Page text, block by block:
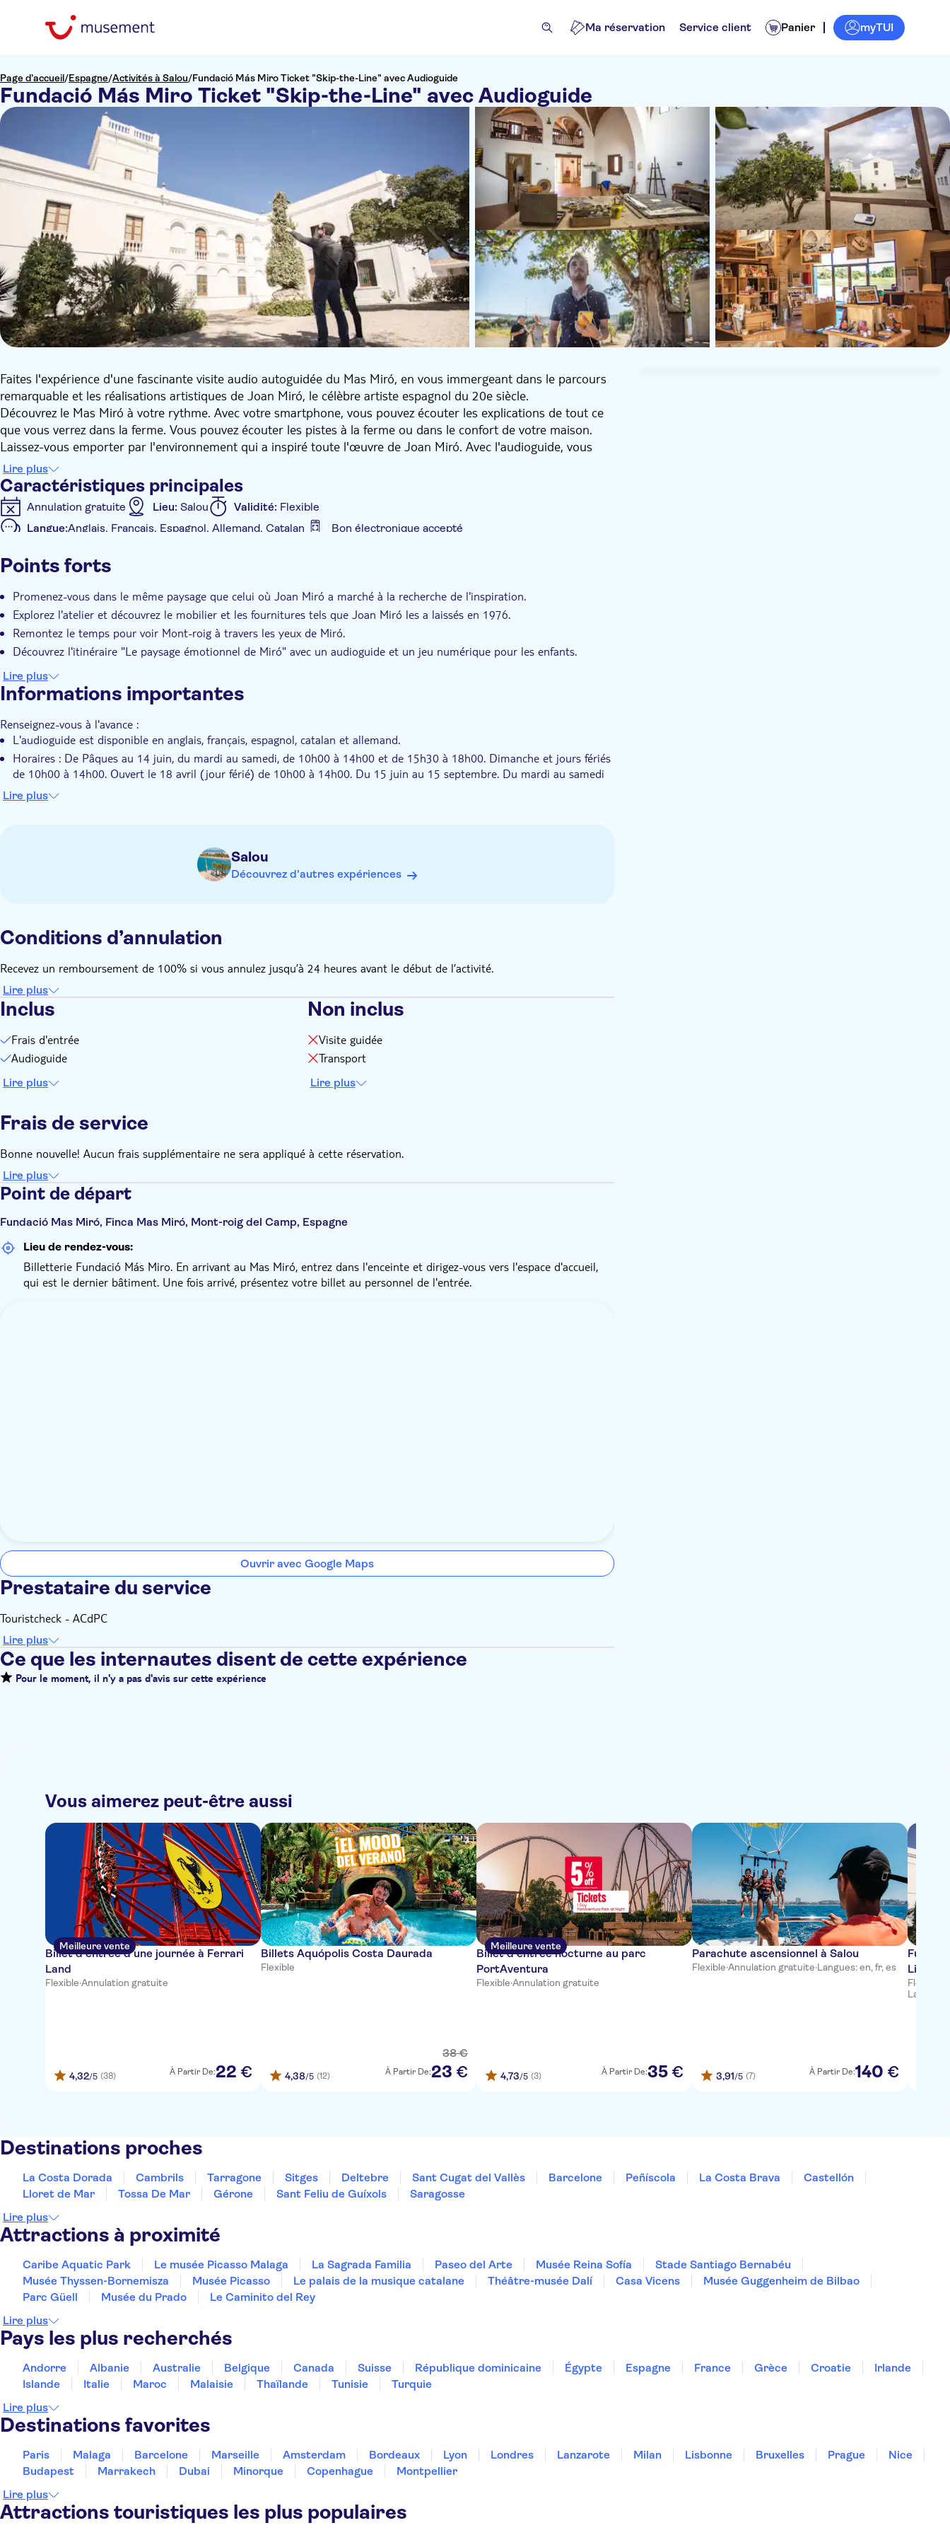
Ma réservation Service client Panier myTUI
Page d’accueil/Espagne/Activités à Salou/Fundació Más Miro Ticket "Skip-the-Line" avec Audioguide
Fundació Más Miro Ticket "Skip-the-Line" avec Audioguide
Faites l'expérience d'une fascinante visite audio autoguidée du Mas Miró, en vous immergeant dans le parcours
remarquable et les réalisations artistiques de Joan Miró, le célèbre artiste espagnol du 20e siècle.
Découvrez le Mas Miró à votre rythme. Avec votre smartphone, vous pouvez écouter les explications de tout ce
que vous verrez dans la ferme. Vous pouvez écouter les pistes à la ferme ou dans le confort de votre maison.
Laissez-vous emporter par l'environnement qui a inspiré toute l'œuvre de Joan Miró. Avec l'audioguide, vous
pouvez également faire le tour du "Paysage émotionnel de Miró", à travers le territoire de Mont-roig, écouter la
pièce théâtrale "Siliqua" de Pol López et profiter gratuitement du jeu numérique familial.
Imprégnez-vous de l'environnement époustouflant du Mas Miró, y compris l'impressionnant Mont-Roig, qui a
servi de source d'inspiration pour les travaux artistiques de Miró. Entrez dans l'atelier de l'artiste et voyez-le tel
qu'il l'a laissé en 1976, en découvrant son processus créatif et son espace personnel.
Lire plus
Caractéristiques principales
Annulation gratuite Lieu: Salou Validité: Flexible
Langue:Anglais, Français, Espagnol, Allemand, Catalan Bon électronique accepté
Confirmation instantanée
Visite audioguide
Audioguide inclus
Points forts
Promenez-vous dans le même paysage que celui où Joan Miró a marché à la recherche de l'inspiration.
Explorez l'atelier et découvrez le mobilier et les fournitures tels que Joan Miró les a laissés en 1976.
Remontez le temps pour voir Mont-roig à travers les yeux de Miró.
Découvrez l'itinéraire "Le paysage émotionnel de Miró" avec un audioguide et un jeu numérique pour les enfants.
Lire plus
Informations importantes
Renseignez-vous à l'avance :
L'audioguide est disponible en anglais, français, espagnol, catalan et allemand.
Horaires : De Pâques au 14 juin, du mardi au samedi, de 10h00 à 14h00 et de 15h30 à 18h00. Dimanche et jours fériés
de 10h00 à 14h00. Ouvert le 18 avril (jour férié) de 10h00 à 14h00. Du 15 juin au 15 septembre. Du mardi au samedi
de 10h00 à 14h00 et de 17h30 à 20h00. Dimanche et jours fériés de 10h00 à 14h00. Fermé le 11 septembre
Lire plus
Salou
Découvrez d'autres expériences
Conditions d’annulation
Recevez un remboursement de 100% si vous annulez jusqu’à 24 heures avant le début de l’activité.
Lire plus
Inclus
Frais d'entrée
Audioguide
Lire plus
Non inclus
Visite guidée
Transport
Lire plus
Frais de service
Bonne nouvelle! Aucun frais supplémentaire ne sera appliqué à cette réservation.
Lire plus
Point de départ
Fundació Mas Miró, Finca Mas Miró, Mont-roig del Camp, Espagne
Lieu de rendez-vous:
Billetterie Fundació Más Miro. En arrivant au Mas Miró, entrez dans l'enceinte et dirigez-vous vers l'espace d'accueil,
qui est le dernier bâtiment. Une fois arrivé, présentez votre billet au personnel de l'entrée.
Ouvrir avec Google Maps
Prestataire du service
Touristcheck - ACdPC
Lire plus
Ce que les internautes disent de cette expérience
Pour le moment, il n'y a pas d'avis sur cette expérience
Vous aimerez peut-être aussi
Meilleure vente
Billet d'entrée d'une journée à Ferrari
Land
Flexible·Annulation gratuite
4,32/5 (38) À Partir De:22 €
Billets Aquópolis Costa Daurada
Flexible
4,38/5 (12)
38 €
À Partir De:23 €
Meilleure vente
Billet d'entrée nocturne au parc
PortAventura
Flexible·Annulation gratuite
4,73/5 (3) À Partir De:35 €
Parachute ascensionnel à Salou
Flexible·Annulation gratuite·Langues: en, fr, es
3,91/5 (7) À Partir De:140 €
Line"
Flexible
Langues:
Destinations proches
La Costa Dorada Cambrils Tarragone Sitges Deltebre Sant Cugat del Vallès Barcelone Peñíscola La Costa Brava
Castellón
Lloret de Mar
Tossa De Mar Gérone Sant Feliu de Guíxols
Saragosse
Lire plus
Attractions à proximité
Caribe Aquatic Park Le musée Picasso Malaga La Sagrada Familia Paseo del Arte Musée Reina Sofía
Stade Santiago Bernabéu
Musée Thyssen-Bornemisza
Musée Picasso Le palais de la musique catalane Théâtre-musée Dalí Casa Vicens
Musée Guggenheim de Bilbao
Parc Güell
Musée du Prado
Le Caminito del Rey
Lire plus
Pays les plus recherchés
Andorre Albanie Australie Belgique Canada Suisse République dominicaine Égypte Espagne France Grèce Croatie
Irlande
Islande
Italie Maroc Malaisie Thaïlande Tunisie
Turquie
Lire plus
Destinations favorites
Paris Malaga Barcelone Marseille Amsterdam Bordeaux Lyon Londres Lanzarote Milan Lisbonne Bruxelles Prague
Nice
Budapest
Marrakech Dubai Minorque Copenhague
Montpellier
Lire plus
Attractions touristiques les plus populaires